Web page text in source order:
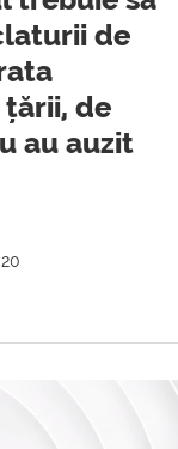
de
de
au auzit